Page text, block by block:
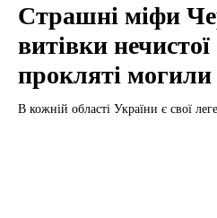
Страшні міфи
витівки
прокляті могили
В кожній області України є свої